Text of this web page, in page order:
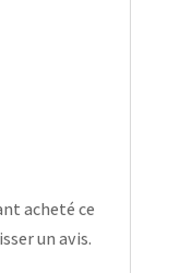
acheté ce
un avis.